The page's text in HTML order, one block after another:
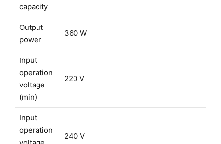
capacity
Output
power
360 W
Input
operation
voltage
(min)
220 V
Input
operation
240 V